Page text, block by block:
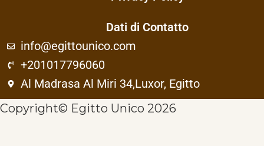
Dati di Contatto
info@egittounico.com
+201017796060
Al Madrasa Al Miri 34,Luxor, Egitto
Copyright© Egitto Unico 2026